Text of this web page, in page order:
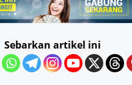
Sebarkan artikel ini